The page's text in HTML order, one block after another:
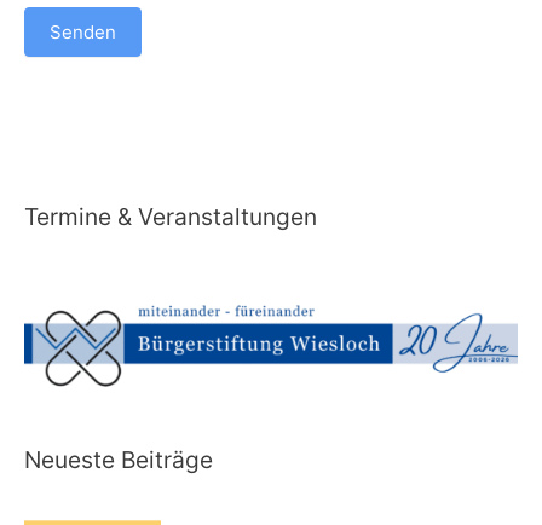
Senden
e
i
:
Termine & Veranstaltungen
Neueste Beiträge